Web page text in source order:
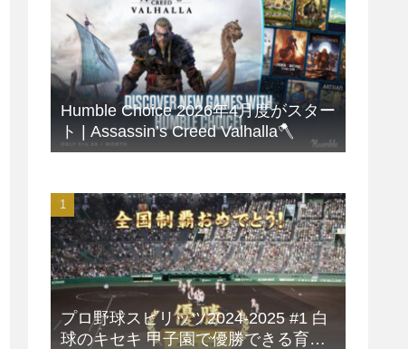
Humble Choice 2026年4月度がスター
ト | Assassin’s Creed Valhalla🪓
プロ野球スピリッツ2024-2025 #1 白
球のキセキ 甲子園で優勝できる育成